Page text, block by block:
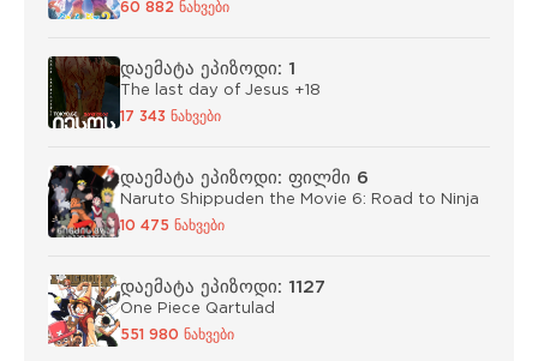
60 882 ნახვები
დაემატა ეპიზოდი: 1
The last day of Jesus +18
17 343 ნახვები
დაემატა ეპიზოდი: ფილმი 6
Naruto Shippuden the Movie 6: Road to Ninja
10 475 ნახვები
დაემატა ეპიზოდი: 1127
One Piece Qartulad
551 980 ნახვები